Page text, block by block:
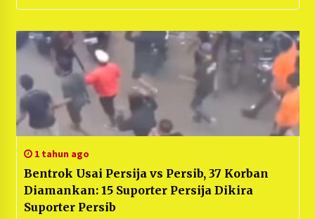
Akhir nya di tertibkan Kepolisian
1 tahun ago
Bentrok Usai Persija vs Persib, 37 Korban
Diamankan: 15 Suporter Persija Dikira
Suporter Persib